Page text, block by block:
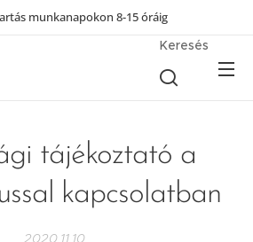
munkanapokon 8-15 óráig
Keresés
tájékoztató a
kapcsolatban
2020.11.10